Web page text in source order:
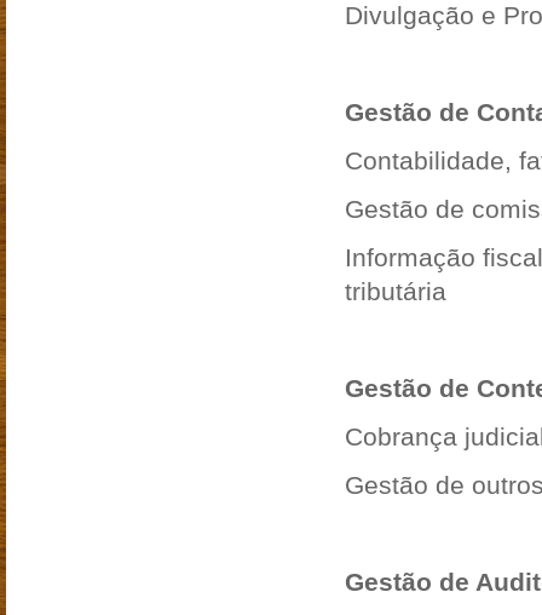
Divulgação e
Gestão de
Contabilidade,
Gestão de
Informação
tributária
Gestão de
Cobrança
Gestão de
Gestão de